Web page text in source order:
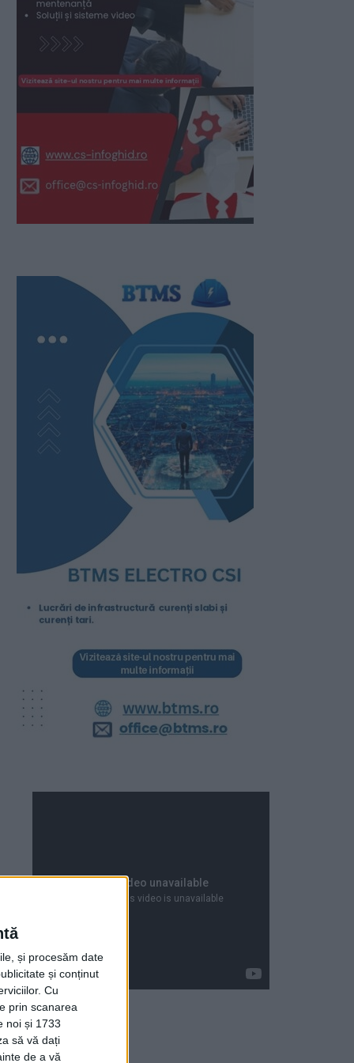
și procesăm date
și conținut
Cu
prin scanarea
noi și 1733
să vă dați
de a vă
Articole recente